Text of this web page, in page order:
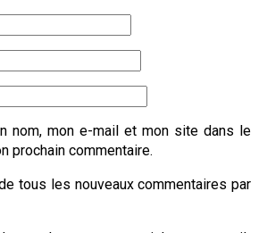
nom, mon e-mail et mon site dans le
prochain commentaire.
tous les nouveaux commentaires par